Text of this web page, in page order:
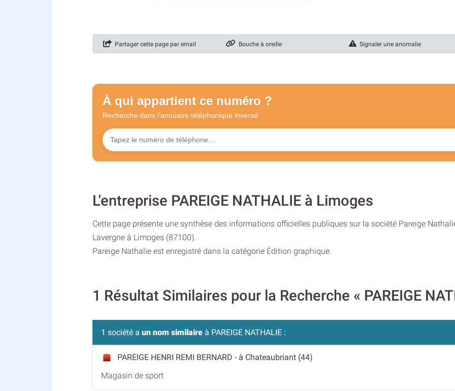
Partager cette page par email Bouche à oreille Signaler une anomalie
À qui appartient ce numéro ?
Recherche dans l'annuaire téléphonique inversé
L'entreprise PAREIGE NATHALIE à Limoges
Cette page présente une synthèse des informations officielles publiques sur la société Pareige
Lavergne à Limoges (87100).
Pareige Nathalie est enregistré dans la catégorie Édition graphique.
1 Résultat Similaires pour la Recherche « PAREIGE
1 société a un nom similaire à PAREIGE NATHALIE :
PAREIGE HENRI REMI BERNARD - à Chateaubriant (44)
Magasin de sport